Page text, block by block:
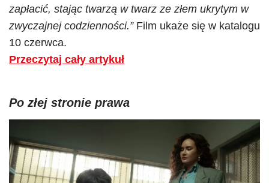
zapłacić, stając twarzą w twarz ze złem ukrytym w
zwyczajnej codzienności.”Film ukaże się w katalogu
10 czerwca.
Przeczytaj cały artykuł
Po złej stronie prawa